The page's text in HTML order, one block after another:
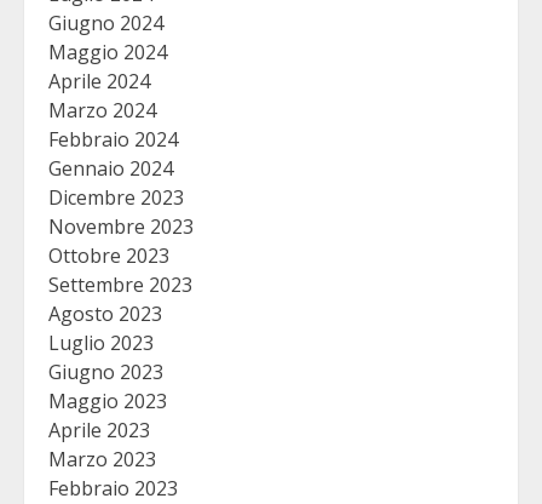
Giugno 2024
Maggio 2024
Aprile 2024
Marzo 2024
Febbraio 2024
Gennaio 2024
Dicembre 2023
Novembre 2023
Ottobre 2023
Settembre 2023
Agosto 2023
Luglio 2023
Giugno 2023
Maggio 2023
Aprile 2023
Marzo 2023
Febbraio 2023